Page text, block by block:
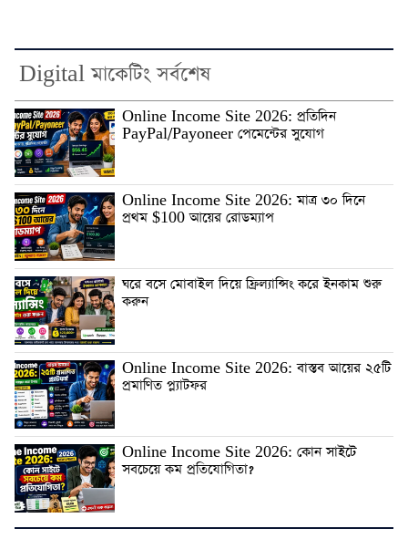
Digital মাকেটিং সর্বশেষ
Online Income Site 2026: প্রতিদিন
PayPal/Payoneer পেমেন্টের সুযোগ
Online Income Site 2026: মাত্র ৩০ দিনে
প্রথম $100 আয়ের রোডম্যাপ
ঘরে বসে মোবাইল দিয়ে ফ্রিল্যান্সিং করে ইনকাম শুরু
করুন
Online Income Site 2026: বাস্তব আয়ের ২৫টি
প্রমাণিত প্ল্যাটফর
Online Income Site 2026: কোন সাইটে
সবচেয়ে কম প্রতিযোগিতা?